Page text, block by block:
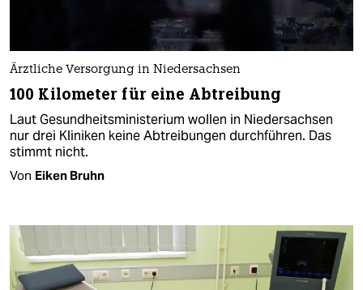
Ärztliche Versorgung in Niedersachsen
100 Kilometer für eine Abtreibung
Laut Gesundheitsministerium wollen in Niedersachsen
nur drei Kliniken keine Abtreibungen durchführen. Das
stimmt nicht.
Von Eiken Bruhn